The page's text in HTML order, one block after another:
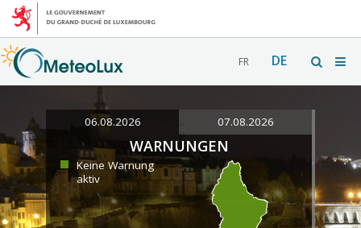
FR DE
06.08.2026 07.08.2026
WARNUNGEN
Keine Warnung
aktiv